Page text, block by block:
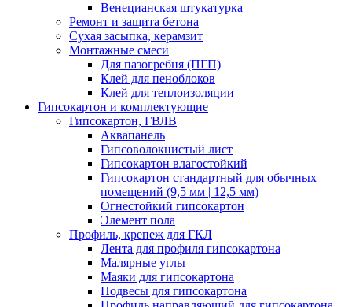
Венецианская штукатурка
Ремонт и защита бетона
Сухая засыпка, керамзит
Монтажные смеси
Для пазогребня (ПГП)
Клей для пеноблоков
Клей для теплоизоляции
Гипсокартон и комплектующие
Гипсокартон, ГВЛВ
Аквапанель
Гипсоволокнистый лист
Гипсокартон влагостойкий
Гипсокартон стандартный для обычных
помещений (9,5 мм | 12,5 мм)
Огнестойкий гипсокартон
Элемент пола
Профиль, крепеж для ГКЛ
Лента для профиля гипсокартона
Малярные углы
Маяки для гипсокартона
Подвесы для гипсокартона